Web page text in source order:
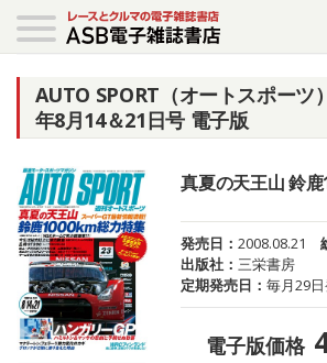
AUTO SPORT（オートスポーツ
年8月14＆21日号 電子版
真夏の天王山 鈴
発売日：2008.08.21
出版社：三栄書房
定期発売日：毎月29
電子版価格